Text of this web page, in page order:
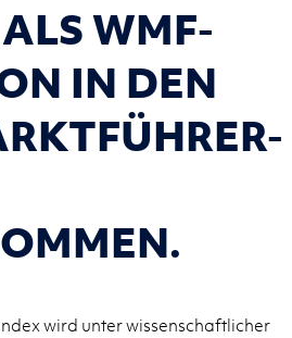
WMF-
IN DEN
wird unter wissenschaftlicher